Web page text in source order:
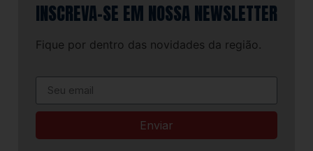
INSCREVA-SE EM NOSSA NEWSLETTER
Fique por dentro das novidades da região.
Enviar